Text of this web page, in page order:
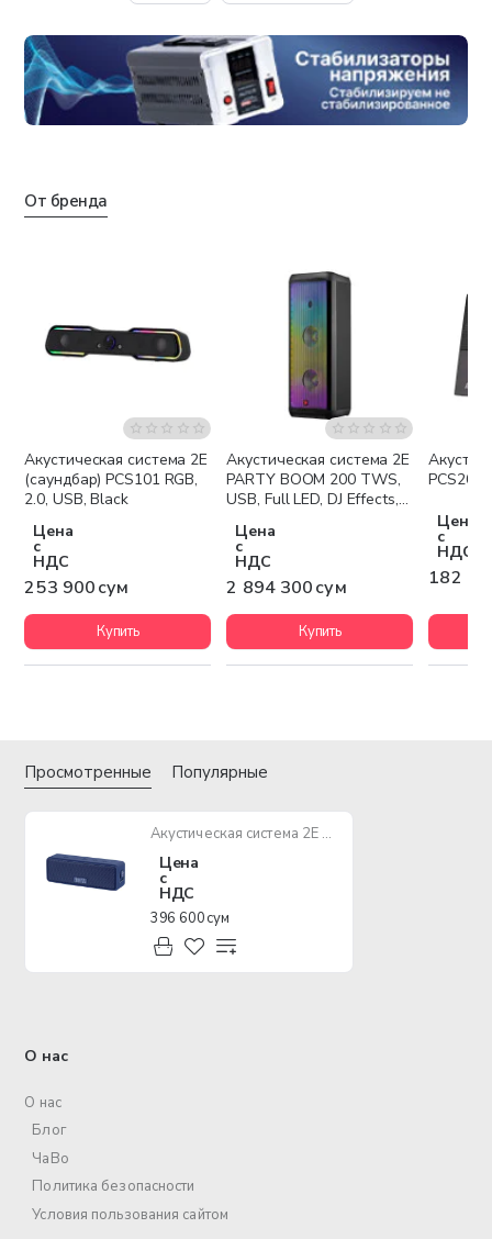
От бренда
Акустическая система 2E
(саундбар) PCS101 RGB,
2.0, USB, Black
Цена
с
НДС
253 900 сум
Купить
Бесплатная доставка
Акустическая система 2E
PARTY BOOM 200 TWS,
USB, Full LED, DJ Effects,
Цена
с
НДС
2 894 300 сум
Купить
PCS202,
Цена
с
НДС
182
Просмотренные Популярные
Акустическая система 2E SoundXBlock TWS, MP3, Wireless, Waterproof Blue
Цена
с
НДС
396 600 сум
О нас
О нас
Блог
ЧаВо
Политика безопасности
Условия пользования сайтом